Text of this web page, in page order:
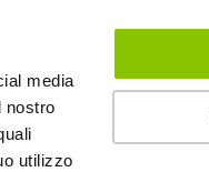
media
nostro
utilizzo
ACCEDI